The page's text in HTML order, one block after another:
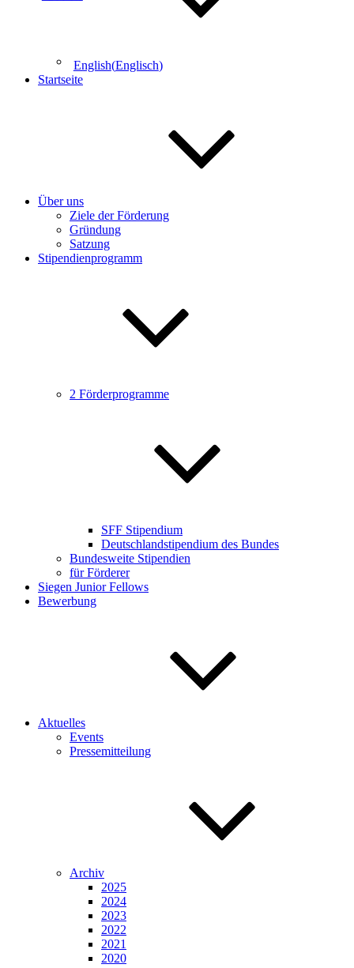
English(Englisch)
Startseite
Über uns
Ziele der Förderung
Gründung
Satzung
Stipendienprogramm
2 Förderprogramme
SFF Stipendium
Deutschlandstipendium des Bundes
Bundesweite Stipendien
für Förderer
Siegen Junior Fellows
Bewerbung
Aktuelles
Events
Pressemitteilung
Archiv
2025
2024
2023
2022
2021
2020